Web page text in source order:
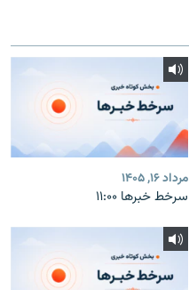
مرداد ۱۶, ۱۴۰۵
سرخط خبرها ۱۱:۰۰